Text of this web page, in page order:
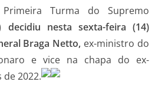
Turma do Supremo
decidiu nesta sexta-feira (14)
Braga Netto, ex-ministro do
e vice na chapa do ex-
2022.